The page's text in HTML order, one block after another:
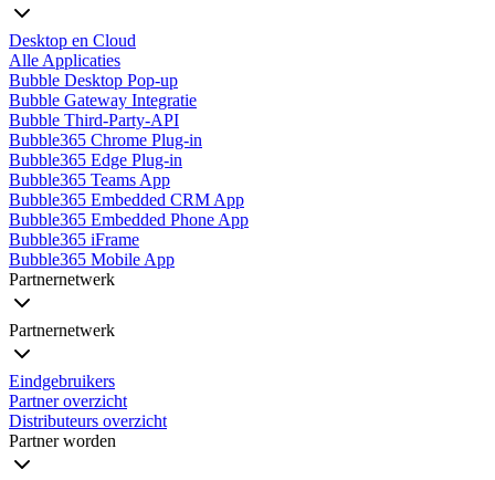
Desktop en Cloud
Alle Applicaties
Bubble Desktop Pop-up
Bubble Gateway Integratie
Bubble Third-Party-API
Bubble365 Chrome Plug-in
Bubble365 Edge Plug-in
Bubble365 Teams App
Bubble365 Embedded CRM App
Bubble365 Embedded Phone App
Bubble365 iFrame
Bubble365 Mobile App
Partnernetwerk
Partnernetwerk
Eindgebruikers
Partner overzicht
Distributeurs overzicht
Partner worden